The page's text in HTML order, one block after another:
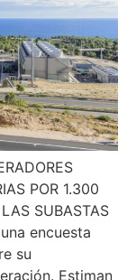
POR 1.300
SUBASTAS
encuesta
su
Estiman